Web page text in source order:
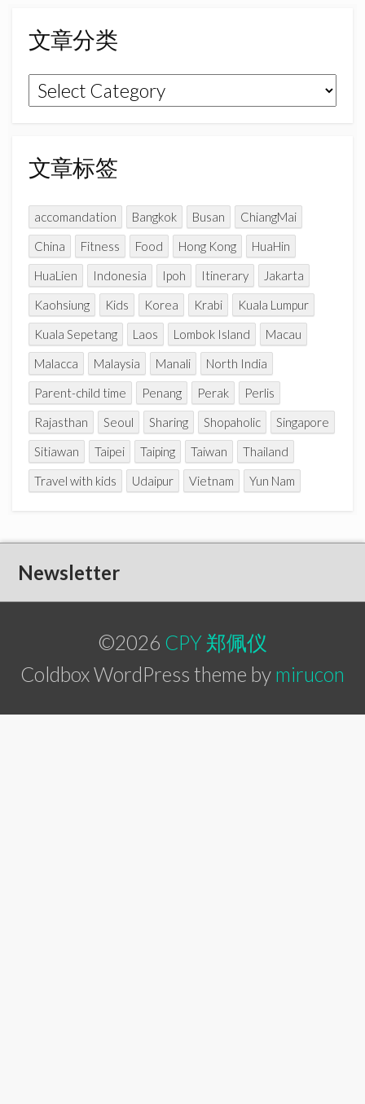
o
o
k
r
a
m
C
h
文章分类
文
章
类
文章标签
accomandation Bangkok Busan
ChiangMai
China
Fitness Food Hong Kong
HuaHin
HuaLien
Indonesia Ipoh Itinerary
Jakarta
Kaohsiung
Kids Korea Krabi
Kuala Lumpur
Kuala Sepetang
Laos Lombok Island
Macau
Malacca
Malaysia Manali
North India
Parent-child time
Penang Perak
Perlis
Rajasthan
Seoul Sharing Shopaholic
Singapore
Sitiawan
Taipei Taiping Taiwan
Thailand
Travel with kids
Udaipur Vietnam Yun Nam
Newsletter
©2026 CPY 郑佩仪
Coldbox WordPress theme by mirucon